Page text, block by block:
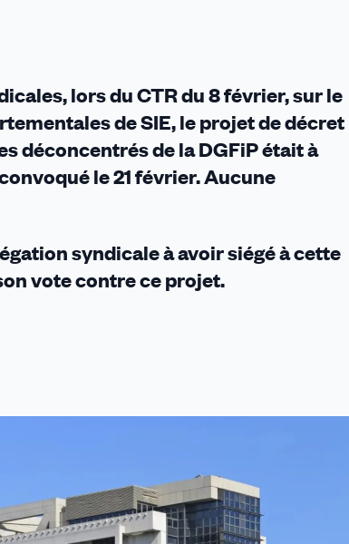
lors du CTR du 8 février, sur le
de SIE, le projet de décret
déconcentrés de la DGFiP était à
le 21 février. Aucune
syndicale à avoir siégé à cette
vote contre ce projet.